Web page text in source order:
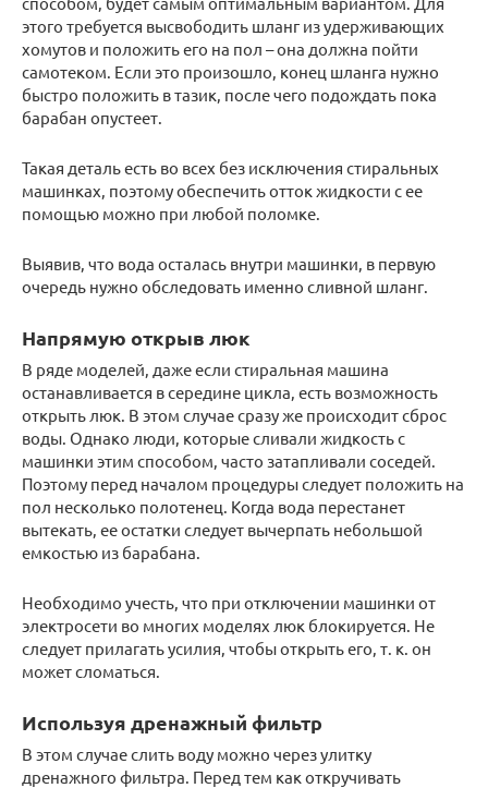
этого требуется высвободить шланг из удерживающих
хомутов и положить его на пол – она должна пойти
самотеком. Если это произошло, конец шланга нужно
быстро положить в тазик, после чего подождать пока
барабан опустеет.
Такая деталь есть во всех без исключения стиральных
машинках, поэтому обеспечить отток жидкости с ее
помощью можно при любой поломке.
Выявив, что вода осталась внутри машинки, в первую
очередь нужно обследовать именно сливной шланг.
Напрямую открыв люк
В ряде моделей, даже если стиральная машина
останавливается в середине цикла, есть возможность
открыть люк. В этом случае сразу же происходит сброс
воды. Однако люди, которые сливали жидкость с
машинки этим способом, часто затапливали соседей.
Поэтому перед началом процедуры следует положить на
пол несколько полотенец. Когда вода перестанет
вытекать, ее остатки следует вычерпать небольшой
емкостью из барабана.
Необходимо учесть, что при отключении машинки от
электросети во многих моделях люк блокируется. Не
следует прилагать усилия, чтобы открыть его, т. к. он
может сломаться.
Используя дренажный фильтр
В этом случае слить воду можно через улитку
дренажного фильтра. Перед тем как откручивать